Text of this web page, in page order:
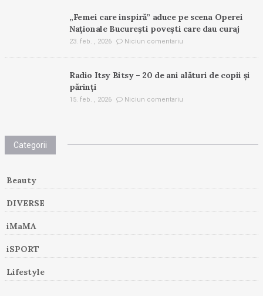
„Femei care inspiră” aduce pe scena Operei
Naționale București povești care dau curaj
23. feb. , 2026 Niciun comentariu
Radio Itsy Bitsy – 20 de ani alături de copii și
părinți
15. feb. , 2026 Niciun comentariu
Categorii
Beauty
DIVERSE
iMaMA
iSPORT
Lifestyle